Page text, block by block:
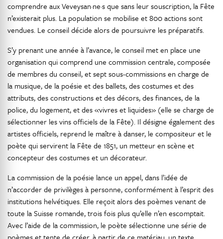
comprendre aux Veveysan·ne·s que sans leur souscription, la Fête
n’existerait plus. La population se mobilise et 800 actions sont
vendues. Le conseil décide alors de poursuivre les préparatifs.
S’y prenant une année à l’avance, le conseil met en place une
organisation qui comprend une commission centrale, composée
de membres du conseil, et sept sous-commissions en charge de
la musique, de la poésie et des ballets, des costumes et des
attributs, des constructions et des décors, des finances, de la
police, du logement, et des «vivres et liquides» (elle se charge de
sélectionner les vins officiels de la Fête). Il désigne également des
artistes officiels, reprend le maître à danser, le compositeur et le
poète qui servirent la Fête de 1851, un metteur en scène et
concepteur des costumes et un décorateur.
La commission de la poésie lance un appel, dans l’idée de
n’accorder de privilèges à personne, conformément à l’esprit des
institutions helvétiques. Elle reçoit alors des poèmes venant de
toute la Suisse romande, trois fois plus qu’elle n’en escomptait.
Avec l’aide de la commission, le poète sélectionne une série de